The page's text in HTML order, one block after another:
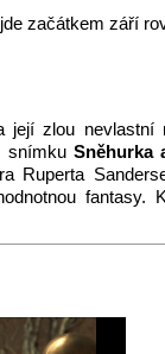
začátkem září
její zlou nevlastní
snímku Sněhurka
Ruperta
fantasy.